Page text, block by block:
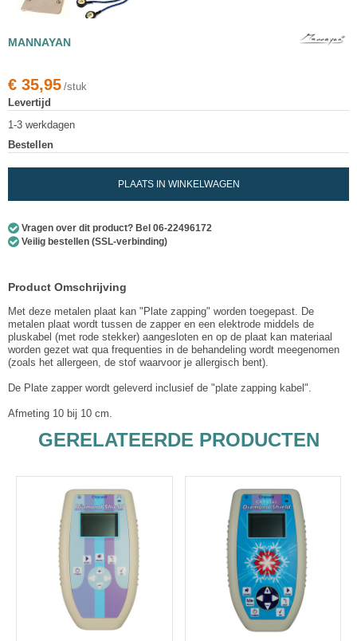
MANNAYAN
€ 35,95 /stuk
Levertijd
1-3 werkdagen
Bestellen
PLAATS IN WINKELWAGEN
Vragen over dit product? Bel 06-22496172
Veilig bestellen (SSL-verbinding)
Product Omschrijving
Met deze metalen plaat kan "Plate zapping" worden toegepast. De
metalen plaat wordt tussen de zapper en een elektrode middels de
pluskabel (met rode stekker) aangesloten en op de plaat kan materiaal
worden gezet wat qua frequenties in de behandeling wordt meegenomen
(zoals het allergeen, de stof waarvoor je allergisch bent).
De Plate zapper wordt geleverd inclusief de "plate zapping kabel".
Afmeting 10 bij 10 cm.
GERELATEERDE PRODUCTEN